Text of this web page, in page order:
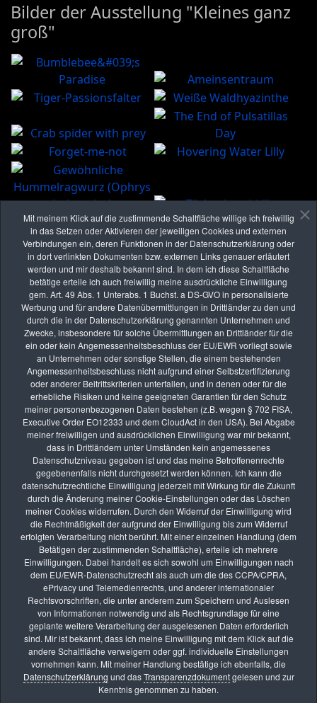
Mit meinem Klick auf die zustimmende Schaltfläche willige ich freiwillig
in das Setzen oder Aktivieren der jeweiligen Cookies und externen
Verbindungen ein, deren Funktionen in der Datenschutzerklärung oder
in dort verlinkten Dokumenten bzw. externen Links genauer erläutert
werden und mir deshalb bekannt sind. In dem ich diese Schaltfläche
betätige erteile ich auch freiwillig meine ausdrückliche Einwilligung
gem. Art. 49 Abs. 1 Unterabs. 1 Buchst. a DS-GVO in personalisierte
Werbung und für andere Datenübermittlungen in Drittländer zu den und
durch die in der Datenschutzerklärung genannten Unternehmen und
Zwecke, insbesondere für solche Übermittlungen an Drittländer für die
ein oder kein Angemessenheitsbeschluss der EU/EWR vorliegt sowie
an Unternehmen oder sonstige Stellen, die einem bestehenden
Angemessenheitsbeschluss nicht aufgrund einer Selbstzertifizierung
oder anderer Beitrittskriterien unterfallen, und in denen oder für die
erhebliche Risiken und keine geeigneten Garantien für den Schutz
meiner personenbezogenen Daten bestehen (z.B. wegen § 702 FISA,
Executive Order EO12333 und dem CloudAct in den USA). Bei Abgabe
meiner freiwilligen und ausdrücklichen Einwilligung war mir bekannt,
dass in Drittländern unter Umständen kein angemessenes
Datenschutzniveau gegeben ist und das meine Betroffenenrechte
gegebenenfalls nicht durchgesetzt werden können. Ich kann die
datenschutzrechtliche Einwilligung jederzeit mit Wirkung für die Zukunft
durch die Änderung meiner Cookie-Einstellungen oder das Löschen
meiner Cookies widerrufen. Durch den Widerruf der Einwilligung wird
die Rechtmäßigkeit der aufgrund der Einwilligung bis zum Widerruf
erfolgten Verarbeitung nicht berührt. Mit einer einzelnen Handlung (dem
Betätigen der zustimmenden Schaltfläche), erteile ich mehrere
Einwilligungen. Dabei handelt es sich sowohl um Einwilligungen nach
dem EU/EWR-Datenschutzrecht als auch um die des CCPA/CPRA,
ePrivacy und Telemedienrechts, und anderer internationaler
Rechtsvorschriften, die unter anderem zum Speichern und Auslesen
von Informationen notwendig und als Rechtsgrundlage für eine
geplante weitere Verarbeitung der ausgelesenen Daten erforderlich
sind. Mir ist bekannt, dass ich meine Einwilligung mit dem Klick auf die
andere Schaltfläche verweigern oder ggf. individuelle Einstellungen
vornehmen kann. Mit meiner Handlung bestätige ich ebenfalls, die
Datenschutzerklärung und dasTransparenzdokumentgelesen und zur
Kenntnis genommen zu haben.
Bilder der Ausstellung "Kleines ganz
groß"
Eindrücke der Vernissage der
Ausstellung "Kleines ganz groß"
Suchen
Suchen Suchen
Neue Website: stefansporrer.com